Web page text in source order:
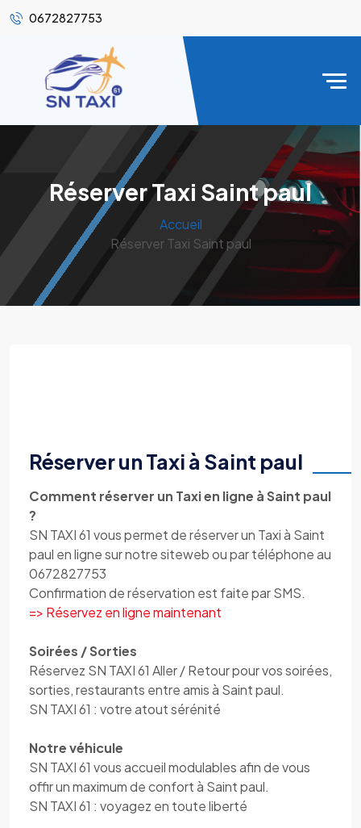
0672827753
Réserver Taxi Saint paul
Accueil
Réserver Taxi Saint paul
Réserver un Taxi à Saint paul
Comment réserver un Taxi en ligne à Saint paul
?
SN TAXI 61 vous permet de réserver un Taxi à Saint
paul en ligne sur notre siteweb ou par téléphone au
0672827753
Confirmation de réservation est faite par SMS.
=> Réservez en ligne maintenant
Soirées / Sorties
Réservez SN TAXI 61 Aller / Retour pour vos soirées,
sorties, restaurants entre amis à Saint paul.
SN TAXI 61 : votre atout sérénité
Notre véhicule
SN TAXI 61 vous accueil modulables afin de vous
offir un maximum de confort à Saint paul.
SN TAXI 61 : voyagez en toute liberté